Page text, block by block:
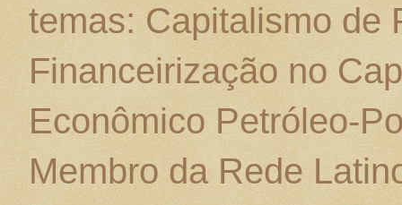
temas: Capitalismo de
Financeirização no
Econômico Petróleo-
Membro da Rede